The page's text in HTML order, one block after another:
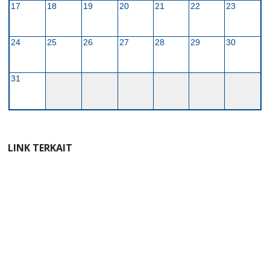
17 18 19 20 21 22 23
24 25 26 27 28 29 30
31
LINK TERKAIT